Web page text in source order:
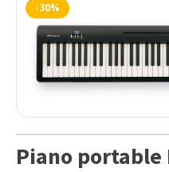
-30%
Piano portable